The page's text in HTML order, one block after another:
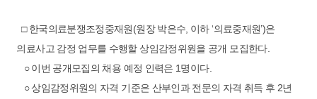
□ 한국의료분쟁조정중재원(원장 박은수, 이하 ‘의료중재원’)은
의료사고 감정 업무를 수행할 상임감정위원을 공개 모집한다.
○ 이번 공개모집의 채용 예정 인력은 1명이다.
○ 상임감정위원의 자격 기준은 산부인과 전문의 자격 취득 후 2년